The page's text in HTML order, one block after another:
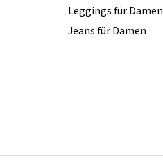
Leggings für Damen
Jeans für Damen